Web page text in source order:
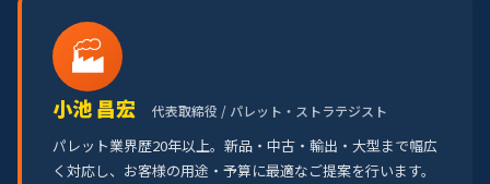
🏭
小池 昌宏 代表取締役 / パレット・ストラテジスト
パレット業界歴20年以上。新品・中古・輸出・大型まで幅広
く対応し、お客様の用途・予算に最適なご提案を行います。